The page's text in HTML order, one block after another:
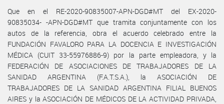
Que en el RE-2020-90835007-APN-DGD#MT del EX-2020-
90835034- -APN-DGD#MT que tramita conjuntamente con los
autos de la referencia, obra el acuerdo celebrado entre la
FUNDACIÓN FAVALORO PARA LA DOCENCIA E INVESTIGACIÓN
MÉDICA (CUIT 33-55976886-9) por la parte empleadora, y la
FEDERACIÓN DE ASOCIACIONES DE TRABAJADORES DE LA
SANIDAD ARGENTINA (F.A.T.S.A.), la ASOCIACIÓN DE
TRABAJADORES DE LA SANIDAD ARGENTINA FILIAL BUENOS
AIRES y la ASOCIACIÓN DE MÉDICOS DE LA ACTIVIDAD PRIVADA,